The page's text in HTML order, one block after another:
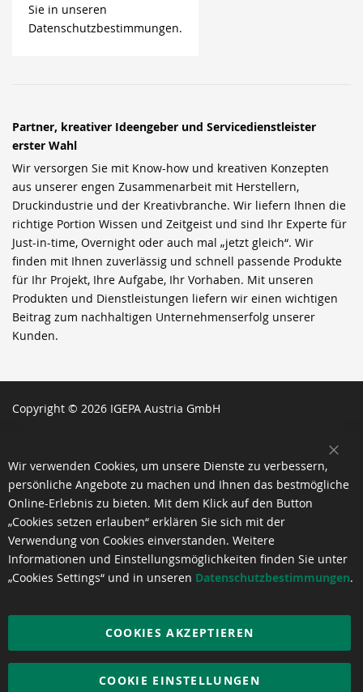
Sie in unseren
Datenschutzbestimmungen.
Partner, kreativer Ideengeber und Servicedienstleister
erster Wahl
Wir versorgen Sie mit Know-how und kreativen Konzepten
aus unserer engen Zusammenarbeit mit Herstellern,
Druckindustrie und der Kreativbranche. Wir liefern Ihnen die
richtige Portion Wissen und Zeitgeist und sind Ihr Experte für
Just-in-time, Overnight oder auch mal „jetzt gleich“. Wir
finden mit Ihnen zuverlässig und schnell passende Produkte
für Ihr Projekt, Ihre Aufgabe, Ihr Vorhaben. Mit unseren
Produkten und Dienstleistungen liefern wir einen wichtigen
Beitrag zum nachhaltigen Unternehmenserfolg unserer
Kunden.
Copyright © 2026 IGEPA Austria GmbH
Wir verwenden Cookies, um unsere Dienste zu verbessern,
persönliche Angebote zu machen und Ihnen das bestmögliche
Online-Erlebnis zu bieten. Mit dem Klick auf den Button
„Cookies setzen erlauben“ erklären Sie sich mit der
Verwendung von Cookies einverstanden. Weitere
Informationen und Einstellungsmöglichkeiten finden Sie unter
„Cookies Settings“ und in unseren Datenschutzbestimmungen.
COOKIES AKZEPTIEREN
COOKIE EINSTELLUNGEN